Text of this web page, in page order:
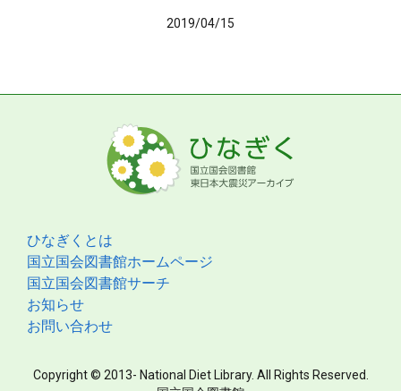
2019/04/15
ひなぎくとは
国立国会図書館ホームページ
国立国会図書館サーチ
お知らせ
お問い合わせ
Copyright © 2013- National Diet Library. All Rights Reserved.